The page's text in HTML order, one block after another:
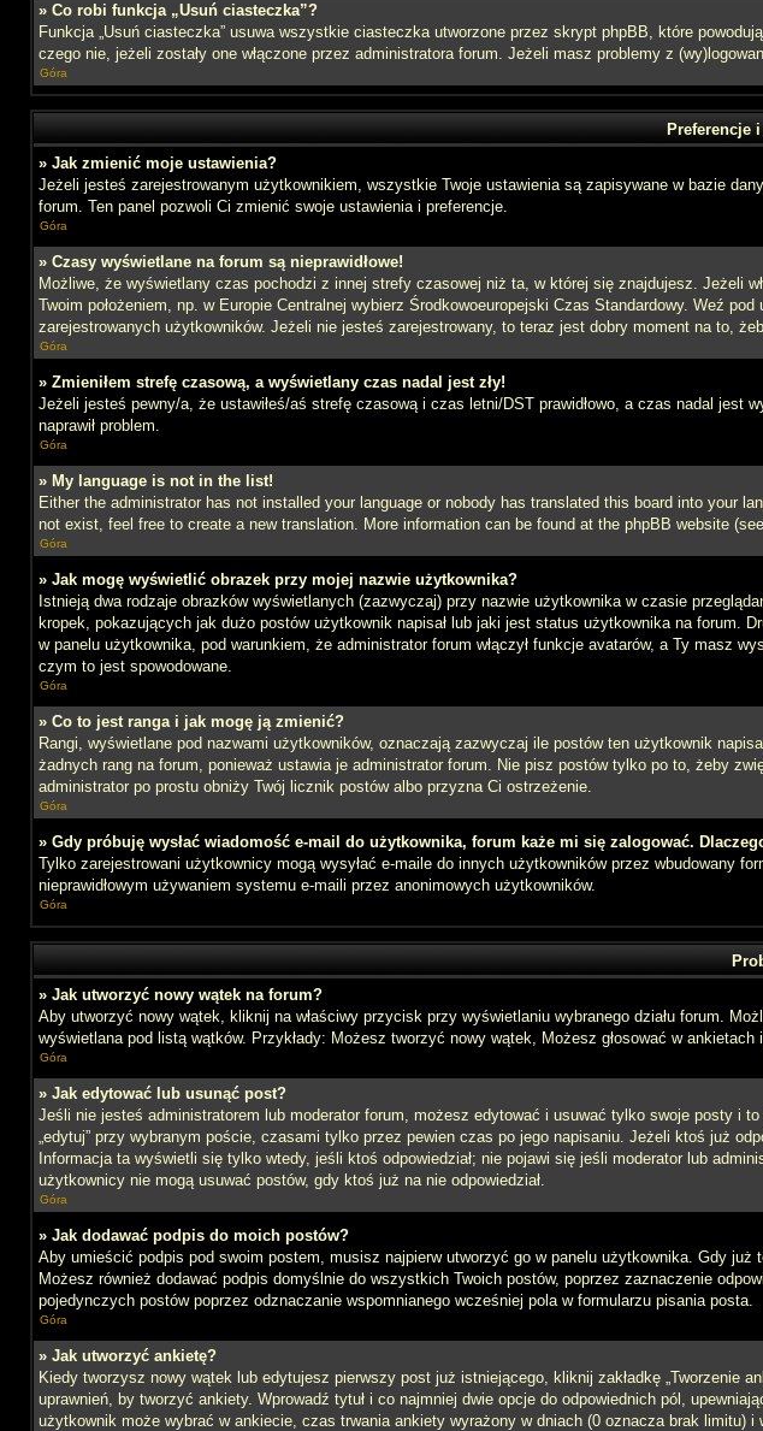
» Co robi funkcja „Usuń ciasteczka”?
Funkcja „Usuń ciasteczka” usuwa wszystkie ciasteczka utworzone przez skrypt phpBB, które
czego nie, jeżeli zostały one włączone przez administratora forum. Jeżeli masz problemy z
Góra
Preferencje
» Jak zmienić moje ustawienia?
Jeżeli jesteś zarejestrowanym użytkownikiem, wszystkie Twoje ustawienia są zapisywane w bazie
forum. Ten panel pozwoli Ci zmienić swoje ustawienia i preferencje.
Góra
» Czasy wyświetlane na forum są nieprawidłowe!
Możliwe, że wyświetlany czas pochodzi z innej strefy czasowej niż ta, w której się znajdujesz. Jeżeli
Twoim położeniem, np. w Europie Centralnej wybierz Środkowoeuropejski Czas Standardowy. Weź
zarejestrowanych użytkowników. Jeżeli nie jesteś zarejestrowany, to teraz jest dobry moment na to,
Góra
» Zmieniłem strefę czasową, a wyświetlany czas nadal jest zły!
Jeżeli jesteś pewny/a, że ustawiłeś/aś strefę czasową i czas letni/DST prawidłowo, a czas nadal jest
naprawił problem.
Góra
» My language is not in the list!
Either the administrator has not installed your language or nobody has translated this board into your
not exist, feel free to create a new translation. More information can be found at the phpBB website
Góra
» Jak mogę wyświetlić obrazek przy mojej nazwie użytkownika?
Istnieją dwa rodzaje obrazków wyświetlanych (zazwyczaj) przy nazwie użytkownika w czasie
kropek, pokazujących jak dużo postów użytkownik napisał lub jaki jest status użytkownika na
w panelu użytkownika, pod warunkiem, że administrator forum włączył funkcje avatarów, a Ty masz
czym to jest spowodowane.
Góra
» Co to jest ranga i jak mogę ją zmienić?
Rangi, wyświetlane pod nazwami użytkowników, oznaczają zazwyczaj ile postów ten użytkownik
żadnych rang na forum, ponieważ ustawia je administrator forum. Nie pisz postów tylko po to, żeby
administrator po prostu obniży Twój licznik postów albo przyzna Ci ostrzeżenie.
Góra
» Gdy próbuję wysłać wiadomość e-mail do użytkownika, forum każe mi się zalogować.
Tylko zarejestrowani użytkownicy mogą wysyłać e-maile do innych użytkowników przez wbudowany
nieprawidłowym używaniem systemu e-maili przez anonimowych użytkowników.
Góra
» Jak utworzyć nowy wątek na forum?
Aby utworzyć nowy wątek, kliknij na właściwy przycisk przy wyświetlaniu wybranego działu forum.
wyświetlana pod listą wątków. Przykłady: Możesz tworzyć nowy wątek, Możesz głosować w ankietach
Góra
» Jak edytować lub usunąć post?
Jeśli nie jesteś administratorem lub moderator forum, możesz edytować i usuwać tylko swoje posty i
„edytuj” przy wybranym poście, czasami tylko przez pewien czas po jego napisaniu. Jeżeli ktoś już
Informacja ta wyświetli się tylko wtedy, jeśli ktoś odpowiedział; nie pojawi się jeśli moderator lub
użytkownicy nie mogą usuwać postów, gdy ktoś już na nie odpowiedział.
Góra
» Jak dodawać podpis do moich postów?
Aby umieścić podpis pod swoim postem, musisz najpierw utworzyć go w panelu użytkownika. Gdy
Możesz również dodawać podpis domyślnie do wszystkich Twoich postów, poprzez zaznaczenie
pojedynczych postów poprzez odznaczanie wspomnianego wcześniej pola w formularzu pisania posta.
Góra
» Jak utworzyć ankietę?
Kiedy tworzysz nowy wątek lub edytujesz pierwszy post już istniejącego, kliknij zakładkę „Tworzenie
uprawnień, by tworzyć ankiety. Wprowadź tytuł i co najmniej dwie opcje do odpowiednich pól,
użytkownik może wybrać w ankiecie, czas trwania ankiety wyrażony w dniach (0 oznacza brak limitu)